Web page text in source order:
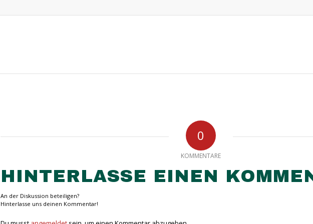
0
KOMMENTARE
HINTERLASSE EINEN
An der Diskussion beteiligen?
Hinterlasse uns deinen Kommentar!